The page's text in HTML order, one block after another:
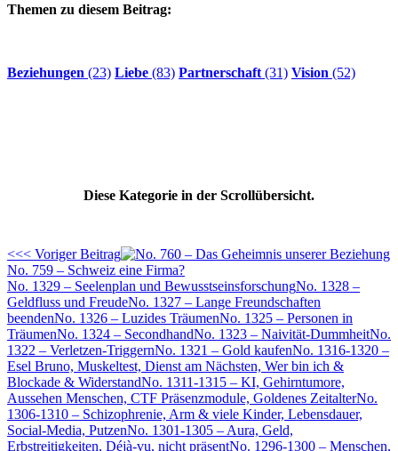
Themen zu diesem Beitrag:
Beziehungen (23) Liebe (83) Partnerschaft (31) Vision (52)
Diese Kategorie in der Scrollübersicht.
<<< Voriger Beitrag
No. 759 – Schweiz eine Firma?
No. 1329 – Seelenplan und BewusstseinsforschungNo. 1328 –
Geldfluss und FreudeNo. 1327 – Lange Freundschaften
beendenNo. 1326 – Luzides TräumenNo. 1325 – Personen in
TräumenNo. 1324 – SecondhandNo. 1323 – Naivität-DummheitNo.
1322 – Verletzen-TriggernNo. 1321 – Gold kaufenNo. 1316-1320 –
Esel Bruno, Muskeltest, Dienst am Nächsten, Wer bin ich &
Blockade & WiderstandNo. 1311-1315 – KI, Gehirntumore,
Aussehen Menschen, CTF Präsenzmodule, Goldenes ZeitalterNo.
1306-1310 – Schizophrenie, Arm & viele Kinder, Lebensdauer,
Social-Media, PutzenNo. 1301-1305 – Aura, Geld,
Erbstreitigkeiten, Déjà-vu, nicht präsentNo. 1296-1300 – Menschen,